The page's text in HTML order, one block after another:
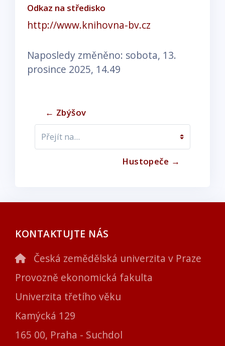
Odkaz na středisko
http://www.knihovna-bv.cz
Naposledy změněno: sobota, 13.
prosince 2025, 14.49
← Zbýšov
Přejít na...
Hustopeče →
KONTAKTUJTE NÁS
Česká zemědělská univerzita v Praze
Provozně ekonomická fakulta
Univerzita třetího věku
Kamýcká 129
165 00, Praha - Suchdol